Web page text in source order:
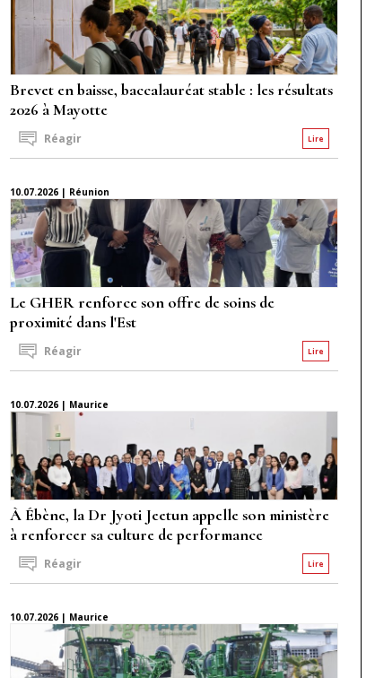
Brevet en baisse, baccalauréat stable : les résultats
2026 à Mayotte
Lire
Réagir
10.07.2026 | Réunion
Le GHER renforce son offre de soins de
proximité dans l'Est
Lire
Réagir
10.07.2026 | Maurice
À Ébène, la Dr Jyoti Jeetun appelle son ministère
à renforcer sa culture de performance
Lire
Réagir
10.07.2026 | Maurice